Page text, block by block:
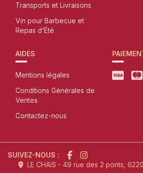
Transports et Livraisons
Vin pour Barbecue et
Repas d’Été
AIDES
Mentions légales
Conditions Générales de
Ventes
Contactez-nous
SUIVEZ-NOUS :
LE CHAIS - 49 rue des 2 ponts,